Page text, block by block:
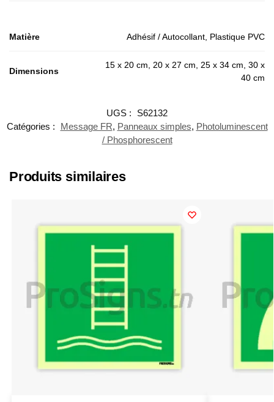
Matière Adhésif / Autocollant, Plastique PVC
Dimensions
15 x 20 cm, 20 x 27 cm, 25 x 34 cm, 30 x
40 cm
UGS :
S62132
Catégories :
Message FR, Panneaux simples, Photoluminescent
/ Phosphorescent
Produits similaires